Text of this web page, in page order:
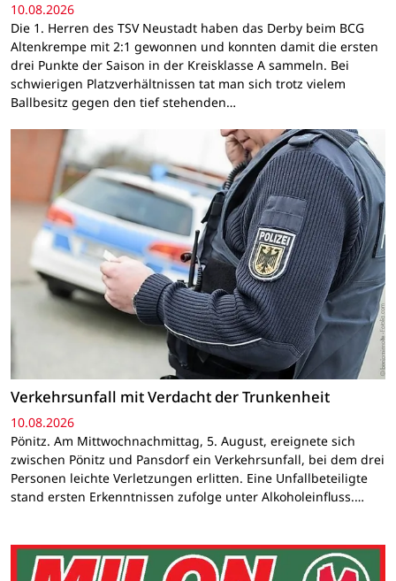
10.08.2026
Die 1. Herren des TSV Neustadt haben das Derby beim BCG
Altenkrempe mit 2:1 gewonnen und konnten damit die ersten
drei Punkte der Saison in der Kreisklasse A sammeln. Bei
schwierigen Platzverhältnissen tat man sich trotz vielem
Ballbesitz gegen den tief stehenden…
Verkehrsunfall mit Verdacht der Trunkenheit
10.08.2026
Pönitz. Am Mittwochnachmittag, 5. August, ereignete sich
zwischen Pönitz und Pansdorf ein Verkehrsunfall, bei dem drei
Personen leichte Verletzungen erlitten. Eine Unfallbeteiligte
stand ersten Erkenntnissen zufolge unter Alkoholeinfluss.…